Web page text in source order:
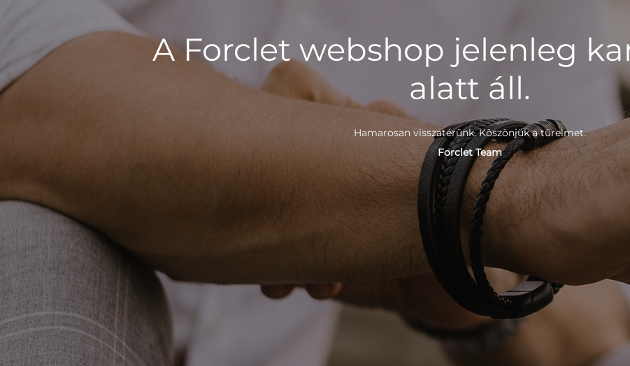
A Forclet webshop jelenleg
alatt áll.
Hamarosan visszatérünk. Köszönjük a türelmet.
Forclet Team